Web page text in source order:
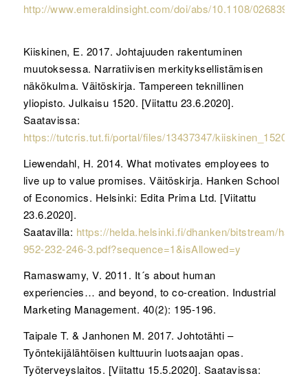
http://www.emeraldinsight.com/doi/abs/10.1108/
Kiiskinen, E. 2017. Johtajuuden rakentuminen
muutoksessa. Narratiivisen merkityksellistämisen
näkökulma. Väitöskirja. Tampereen teknillinen
yliopisto. Julkaisu 1520. [Viitattu 23.6.2020].
Saatavissa:
https://tutcris.tut.fi/portal/files/13437347/kiiskinen_1520.pdf
Liewendahl, H. 2014. What motivates employees to
live up to value promises. Väitöskirja. Hanken School
of Economics. Helsinki: Edita Prima Ltd. [Viitattu
23.6.2020].
Saatavilla: https://helda.helsinki.fi/dhanken/bitstream/
952-232-246-3.pdf?sequence=1&isAllowed=y
Ramaswamy, V. 2011. It´s about human
experiencies… and beyond, to co-creation. Industrial
Marketing Management. 40(2): 195-196.
Taipale T. & Janhonen M. 2017. Johtotähti –
Työntekijälähtöisen kulttuurin luotsaajan opas.
Työterveyslaitos. [Viitattu 15.5.2020]. Saatavissa: